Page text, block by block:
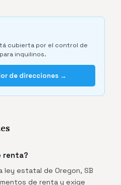
cubierta por el control de
inquilinos.
de direcciones →
renta?
ley estatal de Oregon, SB
de renta y exige